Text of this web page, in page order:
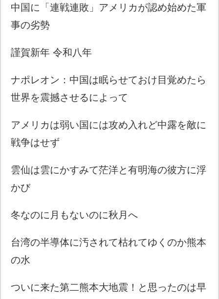
中国に「連戦連敗」アメリカが認め始めた軍
事の劣勢
謹賀新年 令和八年
ナポレオン：中国は眠らせておけ目覚めたら
世界を震撼させるによって
アメリカは弱い国には攻め入れど中露を敵に
戦争はせず
雲仙は雲にかすみて茫洋と有明海の彼方に浮
かび
冬なのに月もないのに秋月へ
台湾の半導体に汚されて枯れてゆくのか熊本
の水
ついに来た第二熊本大地震！と思ったのは早